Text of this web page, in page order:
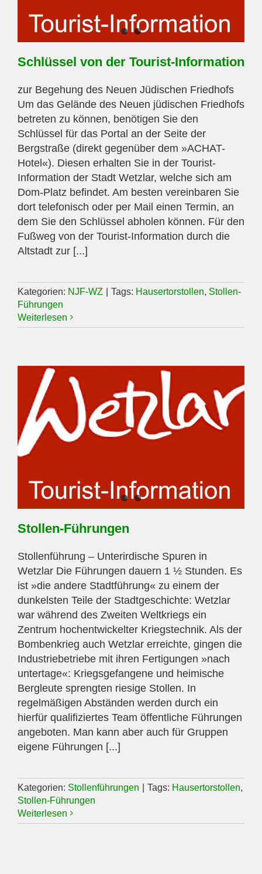
Schlüssel von der Tourist-Information
zur Begehung des Neuen Jüdischen Friedhofs
Um das Gelände des Neuen jüdischen Friedhofs
betreten zu können, benötigen Sie den
Schlüssel für das Portal an der Seite der
Bergstraße (direkt gegenüber dem »ACHAT-
Hotel«). Diesen erhalten Sie in der Tourist-
Information der Stadt Wetzlar, welche sich am
Dom-Platz befindet. Am besten vereinbaren Sie
dort telefonisch oder per Mail einen Termin, an
dem Sie den Schlüssel abholen können. Für den
Fußweg von der Tourist-Information durch die
Altstadt zur [...]
Kategorien: NJF-WZ Tags: Hausertorstollen, Stollen-
Führungen
Weiterlesen
Stollen-Führungen
Stollenführung – Unterirdische Spuren in
Wetzlar Die Führungen dauern 1 ½ Stunden. Es
ist »die andere Stadtführung« zu einem der
dunkelsten Teile der Stadtgeschichte: Wetzlar
war während des Zweiten Weltkriegs ein
Zentrum hochentwickelter Kriegstechnik. Als der
Bombenkrieg auch Wetzlar erreichte, gingen die
Industriebetriebe mit ihren Fertigungen »nach
untertage«: Kriegsgefangene und heimische
Bergleute sprengten riesige Stollen. In
regelmäßigen Abständen werden durch ein
hierfür qualifiziertes Team öffentliche Führungen
angeboten. Man kann aber auch für Gruppen
eigene Führungen [...]
Kategorien: Stollenführungen Tags: Hausertorstollen,
Stollen-Führungen
Weiterlesen